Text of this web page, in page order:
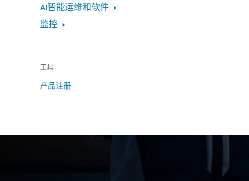
AI智能运维和软件
监控
工具
产品注册